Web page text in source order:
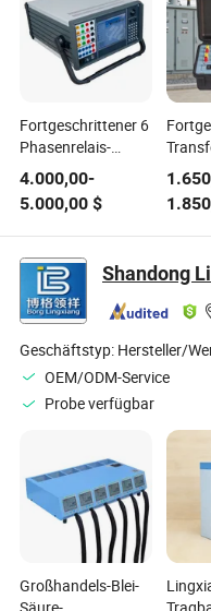
Fortgeschrittener 6
Phasenrelais-
Schutztester für
Windows-Systeme
4.000,00-
5.000,00 $
Geschäftstyp: Hersteller/
OEM/ODM-Service
Probe verfügbar
Großhandels-Blei-